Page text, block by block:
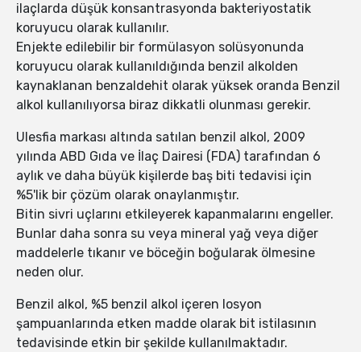
ilaçlarda düşük konsantrasyonda bakteriyostatik
koruyucu olarak kullanılır.
Enjekte edilebilir bir formülasyon solüsyonunda
koruyucu olarak kullanıldığında benzil alkolden
kaynaklanan benzaldehit olarak yüksek oranda Benzil
alkol kullanılıyorsa biraz dikkatli olunması gerekir.
Ulesfia markası altında satılan benzil alkol, 2009
yılında ABD Gıda ve İlaç Dairesi (FDA) tarafından 6
aylık ve daha büyük kişilerde baş biti tedavisi için
%5'lik bir çözüm olarak onaylanmıştır.
Bitin sivri uçlarını etkileyerek kapanmalarını engeller.
Bunlar daha sonra su veya mineral yağ veya diğer
maddelerle tıkanır ve böceğin boğularak ölmesine
neden olur.
Benzil alkol, %5 benzil alkol içeren losyon
şampuanlarında etken madde olarak bit istilasının
tedavisinde etkin bir şekilde kullanılmaktadır.